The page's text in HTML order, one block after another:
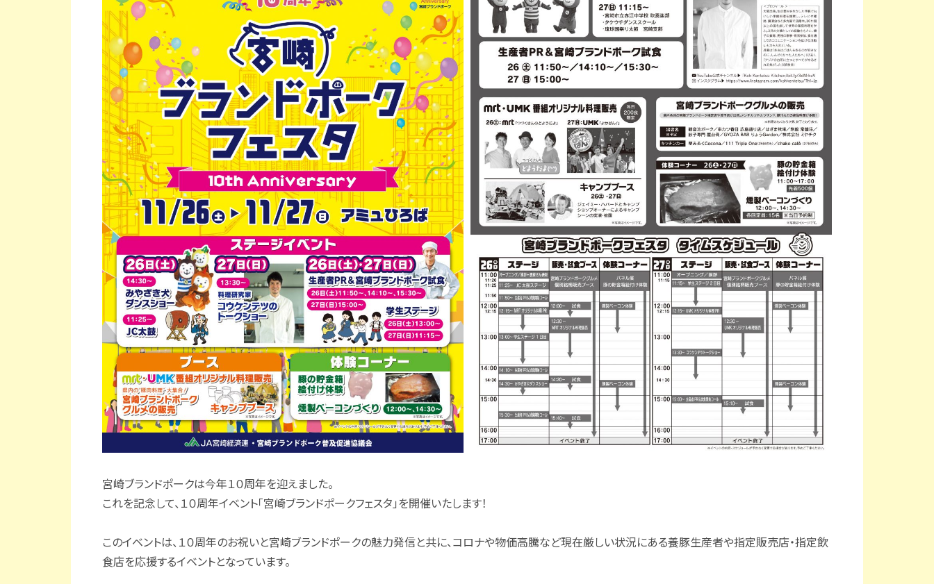
宮崎ブランドポークは今年１０周年を迎えました。
これを記念して、１０周年イベント「宮崎ブランドポークフェスタ」を開催いたします！
このイベントは、１０周年のお祝いと宮崎ブランドポークの魅力発信と共に、コロナや物価高騰など現在厳しい状況にある養豚生産者や指定販売店・指定飲
食店を応援するイベントとなっています。